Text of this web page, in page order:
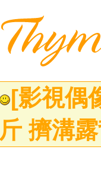
[影視偶
斤 擠溝